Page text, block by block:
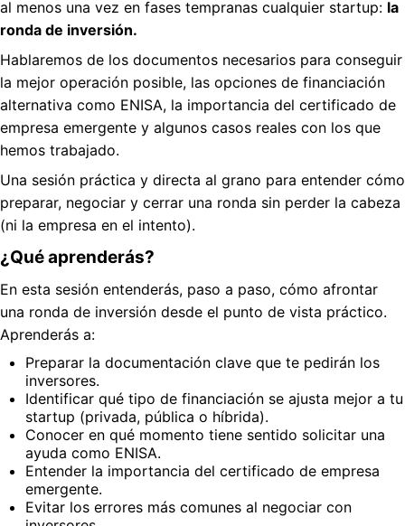
al menos una vez en fases tempranas cualquier startup: la
ronda de inversión.
Hablaremos de los documentos necesarios para conseguir
la mejor operación posible, las opciones de financiación
alternativa como ENISA, la importancia del certificado de
empresa emergente y algunos casos reales con los que
hemos trabajado.
Una sesión práctica y directa al grano para entender cómo
preparar, negociar y cerrar una ronda sin perder la cabeza
(ni la empresa en el intento).
¿Qué aprenderás?
En esta sesión entenderás, paso a paso, cómo afrontar
una ronda de inversión desde el punto de vista práctico.
Aprenderás a:
Preparar la documentación clave que te pedirán los
inversores.
Identificar qué tipo de financiación se ajusta mejor a tu
startup (privada, pública o híbrida).
Conocer en qué momento tiene sentido solicitar una
ayuda como ENISA.
Entender la importancia del certificado de empresa
emergente.
Evitar los errores más comunes al negociar con